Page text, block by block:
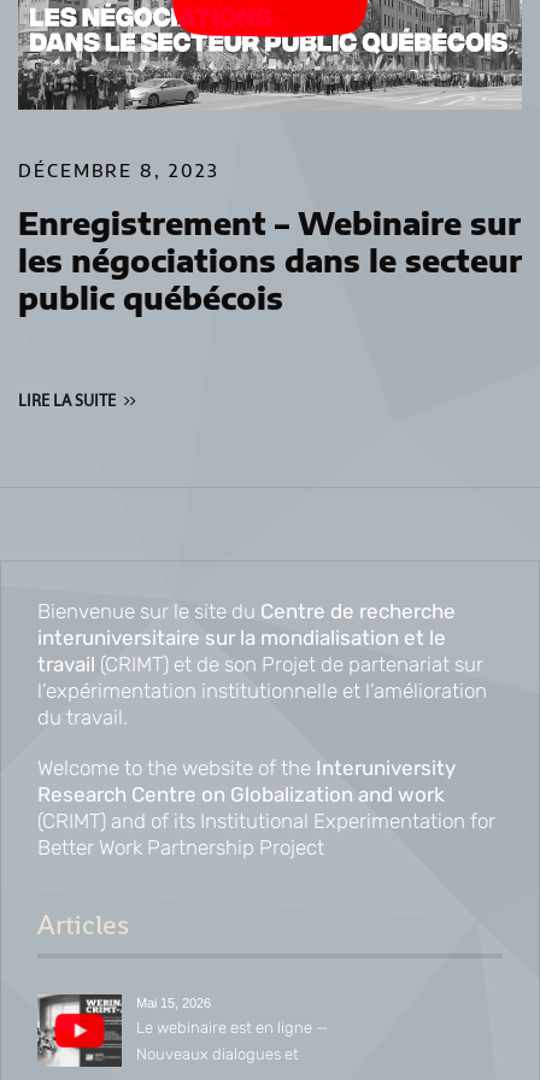
DÉCEMBRE 8, 2023
Enregistrement – Webinaire sur
les négociations dans le secteur
public québécois
LIRE LA SUITE
Bienvenue sur le site du Centre de recherche
interuniversitaire sur la mondialisation et le
travail (CRIMT) et de son Projet de partenariat sur
l’expérimentation institutionnelle et l’amélioration
du travail.
Welcome to the website of the Interuniversity
Research Centre on Globalization and work
(CRIMT) and of its Institutional Experimentation for
Better Work Partnership Project
Articles
Mai 15, 2026
Le webinaire est en ligne —
Nouveaux dialogues et